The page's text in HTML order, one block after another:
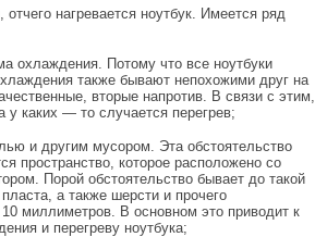
нагревается ноутбук. Имеется ряд
охлаждения. Потому что все ноутбуки
также бывают непохожими друг на
вторые напротив. В связи с этим,
у каких — то случается перегрев;
и другим мусором. Эта обстоятельство
пространство, которое расположено со
Порой обстоятельство бывает до такой
а также шерсти и прочего
10 миллиметров. В основном это приводит к
и перегреву ноутбука;